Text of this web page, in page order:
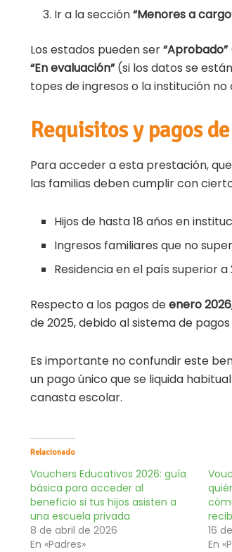
Ir a la sección“Menores a
Los estados pueden ser“Aprobado”
“En evaluación”(si los datos se
topes de ingresos o la institución
Requisitos y pagos
Para acceder a esta prestación,
las familias deben cumplir con
Hijos de hasta 18 años en
Ingresos familiares que no
Residencia en el país superior
Respecto a los pagos deenero 2026
de 2025, debido al sistema de
Es importante no confundir este
un pago único que se liquida
canasta escolar.
Relacionado
Vouchers Educativos 2026: guía
básica para acceder al
beneficio si tus hijos asisten a
una escuela privada
8 de abril de 2026
En «Padres»
16
En